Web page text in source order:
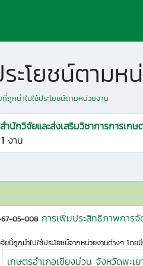
ะโยชน์ตามห
ถูกนำไปใช้ประโยชน์ตามหน่วยงาน
สำนักวิจัยและส่งเสริมวิชาการการเกษ
1 งาน
67-05-008 การเพิ่มประสิทธิภาพการ
ยนี้ถูกนำไปใช้ประโยชน์จากหน่วยงานต่างๆ โดย
เกษตรอำเภอเชียงม่วน จังหวัดพะเย